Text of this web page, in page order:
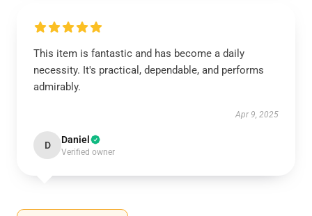
This item is fantastic and has become a daily
necessity. It's practical, dependable, and performs
admirably.
Apr 9, 2025
D Daniel
Verified owner